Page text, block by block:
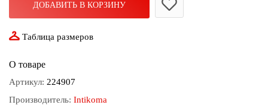
ДОБАВИТЬ В КОРЗИНУ
Таблица размеров
О товаре
Артикул: 224907
Производитель: Intikoma